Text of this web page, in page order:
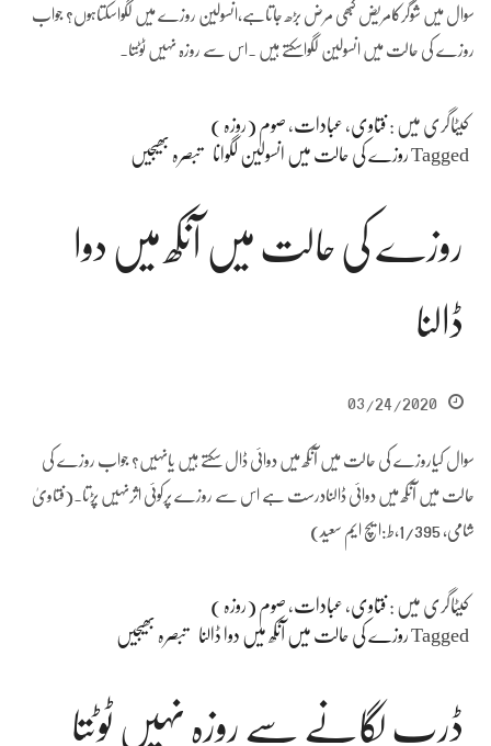
سوال میں شوگرکامریض کبھی مرض بڑھ جاتاہے،انسولین روزے میں لگواسکتاہوں؟ جواب
روزے کی حالت میں انسولین لگواسکتے ہیں ۔اس سے روزہ نہیں ٹوٹتا۔
کیٹاگری میں : فتاوی، عبادات، صوم (روزہ )
Taggedروزے کی حالت میں انسولین لگوانا تبصرہ بھیجیں
روزے کی حالت میں آنکھ میں دوا
ڈالنا
03/24/2020
سوال کیاروزے کی حالت میں آنکھ میں دوائی ڈال سکتے ہیں یانہیں؟ جواب روزے کی
حالت میں آنکھ میں دوائی ڈالنادرست ہے اس سے روزے پرکوئی اثرنہیں پڑتا۔(فتاویٰ
شامی، 1/395،ط:ایچ ایم سعید)
کیٹاگری میں : فتاوی، عبادات، صوم (روزہ )
Taggedروزے کی حالت میں آنکھ میں دوا ڈالنا تبصرہ بھیجیں
ڈرپ لگانے سے روزہ نہیں ٹوٹتا